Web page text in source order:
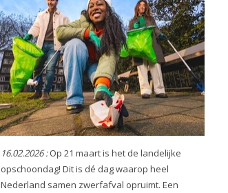
16.02.2026 :Op 21 maart is het de landelijke
opschoondag! Dit is dé dag waarop heel
Nederland samen zwerfafval opruimt. Een